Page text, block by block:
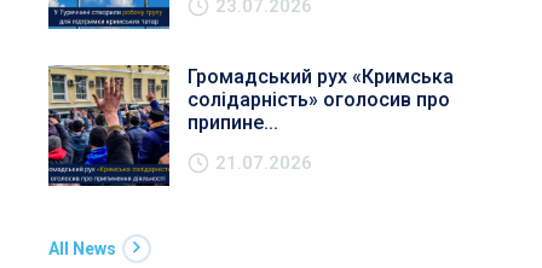
23.07.2026
Громадський рух «Кримська
солідарність» оголосив про
припине...
21.07.2026
All News